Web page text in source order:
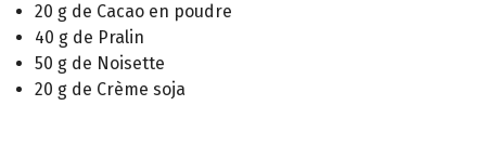
20 g de Cacao en poudre
40 g de Pralin
50 g de Noisette
20 g de Crème soja